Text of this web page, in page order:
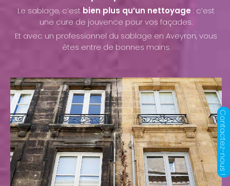
Le sablage, c’est bien plus qu’un nettoyage : c’est
une cure de jouvence pour vos façades.
Et avec un professionnel du sablage en Aveyron, vous
êtes entre de bonnes mains.